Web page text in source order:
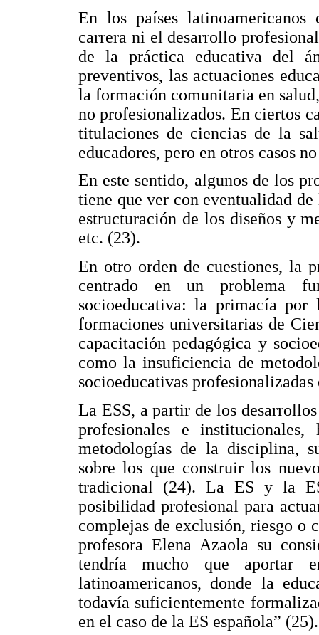
En los países
carrera ni el desarrollo
de la práctica educativa del
preventivos, las actuaciones
la formación comunitaria en
no profesionalizados. En ciertos
titulaciones de ciencias de la
educadores, pero en otros casos
En este sentido, algunos de los
tiene que ver con eventualidad
estructuración de los diseños y
etc. (23).
En otro orden de cuestiones, la
centrado en un problema
socioeducativa: la primacía por
formaciones universitarias de
capacitación pedagógica y
como la insuficiencia de
socioeducativas
La ESS, a partir de los
profesionales e
metodologías de la disciplina,
sobre los que construir los
tradicional (24). La ES y la
posibilidad profesional para
complejas de exclusión, riesgo
profesora Elena Azaola su
tendría mucho que aportar
latinoamericanos, donde la
todavía suficientemente
en el caso de la ES española” (25).